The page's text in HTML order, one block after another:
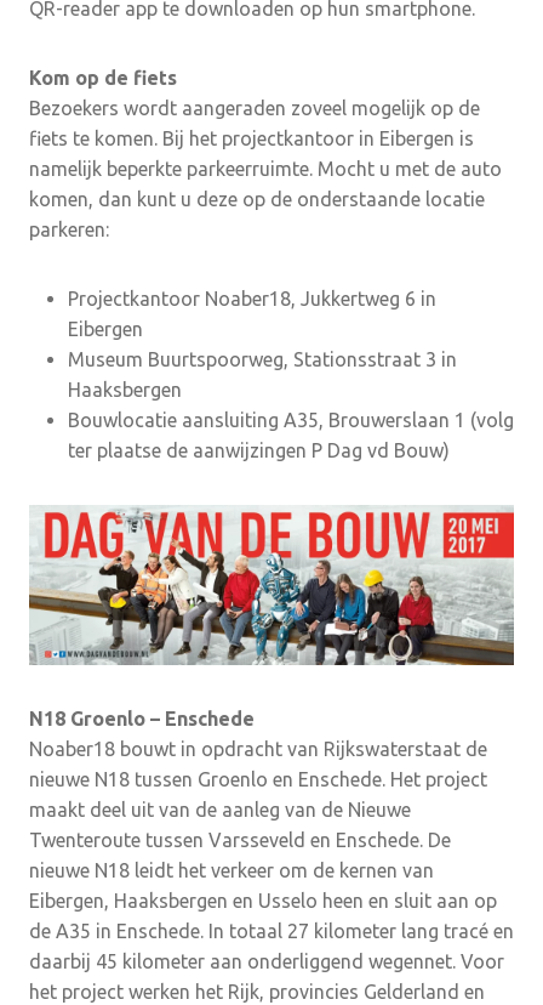
QR-reader app te downloaden op hun smartphone.
Kom op de fiets
Bezoekers wordt aangeraden zoveel mogelijk op de
fiets te komen. Bij het projectkantoor in Eibergen is
namelijk beperkte parkeerruimte. Mocht u met de auto
komen, dan kunt u deze op de onderstaande locatie
parkeren:
Projectkantoor Noaber18, Jukkertweg 6 in
Eibergen
Museum Buurtspoorweg, Stationsstraat 3 in
Haaksbergen
Bouwlocatie aansluiting A35, Brouwerslaan 1 (volg
ter plaatse de aanwijzingen P Dag vd Bouw)
N18 Groenlo – Enschede
Noaber18 bouwt in opdracht van Rijkswaterstaat de
nieuwe N18 tussen Groenlo en Enschede. Het project
maakt deel uit van de aanleg van de Nieuwe
Twenteroute tussen Varsseveld en Enschede. De
nieuwe N18 leidt het verkeer om de kernen van
Eibergen, Haaksbergen en Usselo heen en sluit aan op
de A35 in Enschede. In totaal 27 kilometer lang tracé en
daarbij 45 kilometer aan onderliggend wegennet. Voor
het project werken het Rijk, provincies Gelderland en